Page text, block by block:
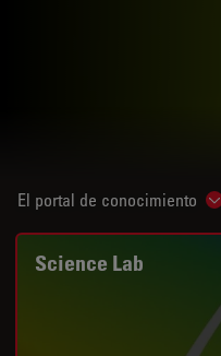
El portal de conocimiento
Science Lab